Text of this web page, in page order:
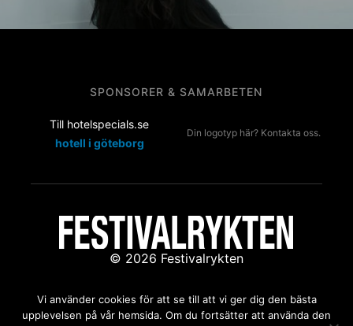
SPONSORER & SAMARBETEN
Till hotelspecials.se
hotell i göteborg
Din logotyp här? Kontakta oss.
© 2026 Festivalrykten
Kontakta oss:redaktion@festivalrykten.se
Vi använder cookies för att se till att vi ger dig den bästa
upplevelsen på vår hemsida. Om du fortsätter att använda den